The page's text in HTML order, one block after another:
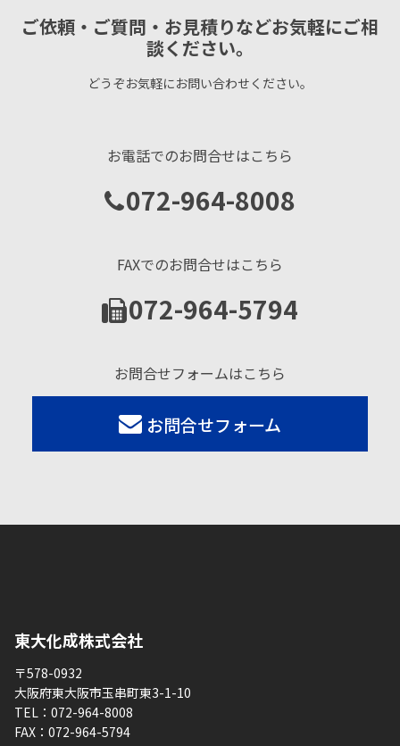
ご依頼・ご質問・お見積りなどお気軽にご相
談ください。
どうぞお気軽にお問い合わせください。
お電話でのお問合せはこちら
072-964-8008
FAXでのお問合せはこちら
072-964-5794
お問合せフォームはこちら
お問合せフォーム
東大化成株式会社
〒578-0932
大阪府東大阪市玉串町東3-1-10
TEL： 072-964-8008
FAX： 072-964-5794